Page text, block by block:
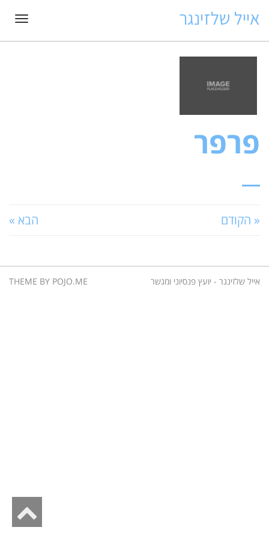
אייל שלזינגר
פרפר
« הקודם הבא »
אייל שלזינגר - יועץ פנסיוני ומגשר THEME BY POJO.ME